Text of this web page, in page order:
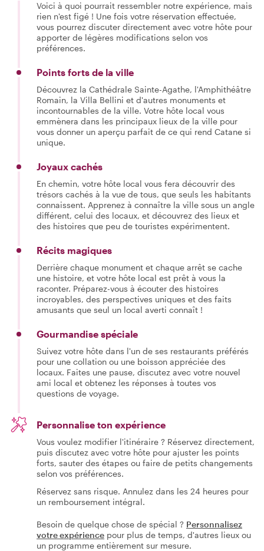
Voici à quoi pourrait ressembler notre expérience, mais
rien n'est figé ! Une fois votre réservation effectuée,
vous pourrez discuter directement avec votre hôte pour
apporter de légères modifications selon vos
préférences.
Points forts de la ville
Découvrez la Cathédrale Sainte-Agathe, l'Amphithéâtre
Romain, la Villa Bellini et d'autres monuments et
incontournables de la ville. Votre hôte local vous
emmènera dans les principaux lieux de la ville pour
vous donner un aperçu parfait de ce qui rend Catane si
unique.
Joyaux cachés
En chemin, votre hôte local vous fera découvrir des
trésors cachés à la vue de tous, que seuls les habitants
connaissent. Apprenez à connaître la ville sous un angle
différent, celui des locaux, et découvrez des lieux et
des histoires que peu de touristes expérimentent.
Récits magiques
Derrière chaque monument et chaque arrêt se cache
une histoire, et votre hôte local est prêt à vous la
raconter. Préparez-vous à écouter des histoires
incroyables, des perspectives uniques et des faits
amusants que seul un local averti connaît !
Gourmandise spéciale
Suivez votre hôte dans l'un de ses restaurants préférés
pour une collation ou une boisson appréciée des
locaux. Faites une pause, discutez avec votre nouvel
ami local et obtenez les réponses à toutes vos
questions de voyage.
Personnalise ton expérience
Vous voulez modifier l'itinéraire ? Réservez directement,
puis discutez avec votre hôte pour ajuster les points
forts, sauter des étapes ou faire de petits changements
selon vos préférences.
Réservez sans risque. Annulez dans les 24 heures pour
un remboursement intégral.
Besoin de quelque chose de spécial ? Personnalisez
votre expérience pour plus de temps, d'autres lieux ou
un programme entièrement sur mesure.